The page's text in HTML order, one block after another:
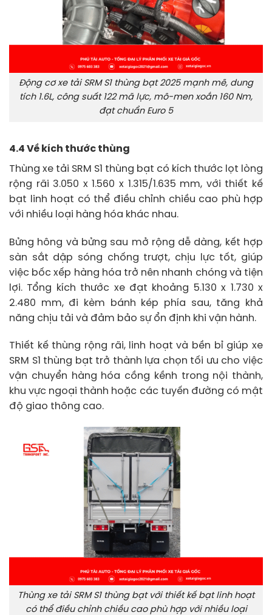
Động cơ xe tải SRM S1 thùng bạt 2025 mạnh mẽ, dung
tích 1.6L, công suất 122 mã lực, mô-men xoắn 160 Nm,
đạt chuẩn Euro 5
4.4 Về kích thước thùng
Thùng xe tải SRM S1 thùng bạt có kích thước lọt lòng
rộng rãi 3.050 x 1.560 x 1.315/1.635 mm, với thiết kế
bạt linh hoạt có thể điều chỉnh chiều cao phù hợp
với nhiều loại hàng hóa khác nhau.
Bửng hông và bửng sau mở rộng dễ dàng, kết hợp
sàn sắt dập sóng chống trượt, chịu lực tốt, giúp
việc bốc xếp hàng hóa trở nên nhanh chóng và tiện
lợi. Tổng kích thước xe đạt khoảng 5.130 x 1.730 x
2.480 mm, đi kèm bánh kép phía sau, tăng khả
năng chịu tải và đảm bảo sự ổn định khi vận hành.
Thiết kế thùng rộng rãi, linh hoạt và bền bỉ giúp xe
SRM S1 thùng bạt trở thành lựa chọn tối ưu cho việc
vận chuyển hàng hóa cồng kềnh trong nội thành,
khu vực ngoại thành hoặc các tuyến đường có mật
độ giao thông cao.
Thùng xe tải SRM S1 thùng bạt với thiết kế bạt linh hoạt
có thể điều chỉnh chiều cao phù hợp với nhiều loại